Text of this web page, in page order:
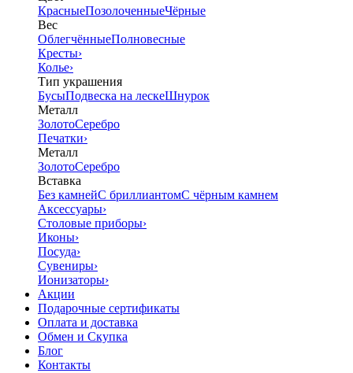
КрасныеПозолоченныеЧёрные
Вес
ОблегчённыеПолновесные
Кресты›
Колье›
Тип украшения
БусыПодвеска на лескеШнурок
Металл
ЗолотоСеребро
Печатки›
Металл
ЗолотоСеребро
Вставка
Без камнейС бриллиантомС чёрным камнем
Аксессуары›
Столовые приборы›
Иконы›
Посуда›
Сувениры›
Ионизаторы›
Акции
Подарочные сертификаты
Оплата и доставка
Обмен и Скупка
Блог
Контакты